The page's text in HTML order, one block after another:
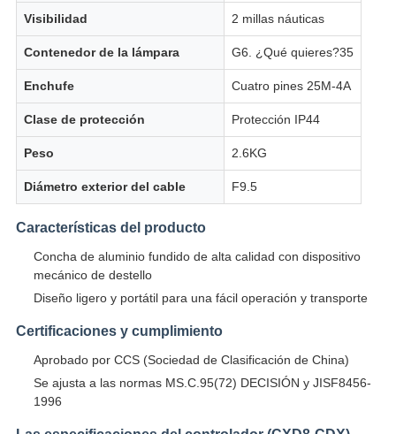
Visibilidad 2 millas náuticas
Contenedor de la lámpara G6. ¿Qué quieres?35
Enchufe Cuatro pines 25M-4A
Clase de protección Protección IP44
Peso 2.6KG
Diámetro exterior del cable F9.5
Características del producto
Concha de aluminio fundido de alta calidad con dispositivo
mecánico de destello
Diseño ligero y portátil para una fácil operación y transporte
Certificaciones y cumplimiento
Aprobado por CCS (Sociedad de Clasificación de China)
Se ajusta a las normas MS.C.95(72) DECISIÓN y JISF8456-
1996